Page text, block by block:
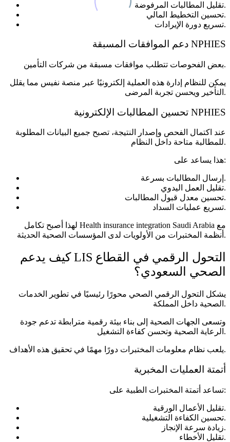
تقليل المطالبات المرفوضة.
تحسين التخطيط المالي.
تسريع دورة الإيرادات.
دعم الموافقات المسبقة NPHIES
بعض الفحوصات تتطلب موافقات مسبقة من شركات التأمين.
يمكن للنظام إدارة هذه العملية إلكترونيًا عبر منصة نفيس مما يقلل
التأخير ويحسن تجربة المرضى.
تحسين المطالبات الإلكترونية NPHIES
عند اكتمال الفحص وإصدار النتيجة، تصبح جميع البيانات المطلوبة
للمطالبة متاحة داخل النظام.
هذا يساعد على:
إرسال المطالبات بسرعة.
تقليل العمل اليدوي.
تحسين معدل قبول المطالبات.
تسريع عمليات السداد.
لهذا أصبح تكامل Health insurance integration Saudi Arabia مع
أنظمة المختبرات من الأولويات لدى المؤسسات الصحية الحديثة.
كيف يدعم LIS التحول الرقمي في القطاع
الصحي السعودي؟
يشكل التحول الرقمي الصحي محورًا رئيسيًا في تطوير الخدمات
الصحية داخل المملكة.
وتسعى الجهات الصحية إلى بناء بيئة رقمية مترابطة تدعم جودة
الرعاية الصحية وتحسن كفاءة التشغيل.
يلعب نظام معلومات المختبرات دورًا مهمًا في تحقيق هذه الأهداف.
أتمتة العمليات المخبرية
تساعد أتمتة المختبرات الطبية على:
تقليل الأعمال الورقية.
تحسين الكفاءة التشغيلية.
زيادة سرعة الإنجاز.
تقليل الأخطاء.